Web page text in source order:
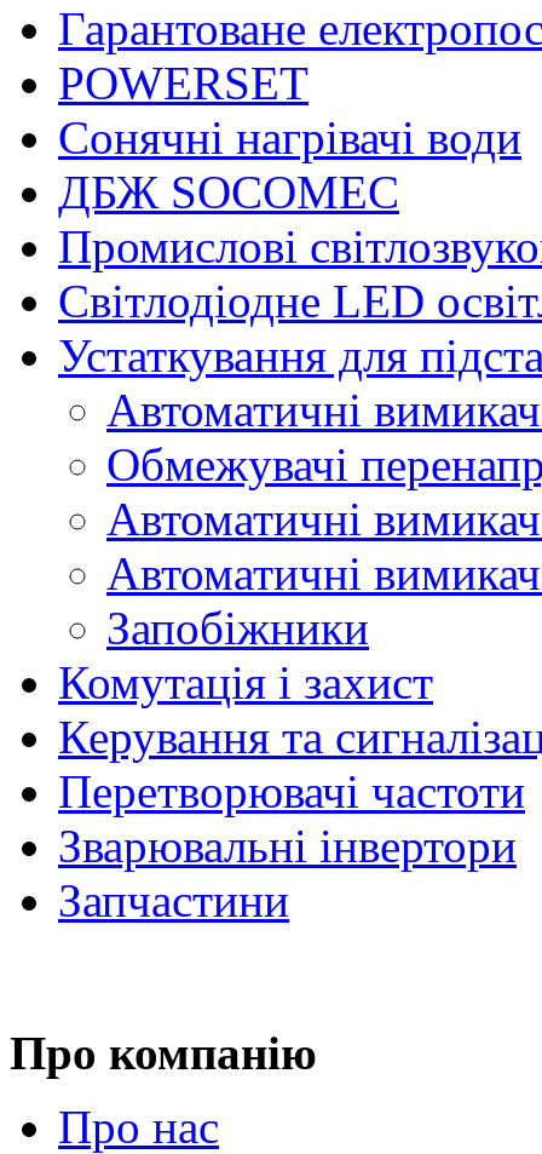
Гарантоване
POWERSET
Сонячні нагрівачі води
ДБЖ SOCOMEC
Промислові
Світлодіодне LED
Устаткування для
Автоматичні
Обмежувачі
Автоматичні
Автоматичні
Запобіжники
Комутація і захист
Керування та
Перетворювачі частоти
Зварювальні інвертори
Запчастини
Про компанію
Про нас